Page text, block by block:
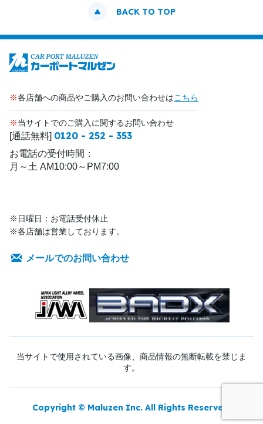
BACK TO TOP
※各店舗への商品やご購入のお問い合わせはこちら
※当サイトでのご購入に関するお問い合わせ
[通話無料] 0120 - 252 - 353
お電話の受付時間：
月～土 AM10:00～PM7:00
※日曜日：お電話受付休止
※各店舗は営業しております。
メールでのお問い合わせ
当サイトで使用されている画像、商品情報の無断転載を禁じま
す。
Copyright © Maluzen Inc. All Rights Reserved.